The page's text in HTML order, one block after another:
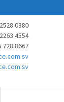
0380
4554
728 8667